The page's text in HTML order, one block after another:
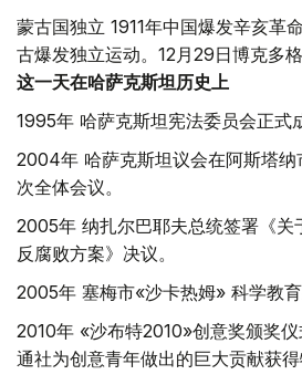
蒙古国独立 1911年中国爆发辛亥革
古爆发独立运动。12月29日博克多
这一天在哈萨克斯坦历史上
1995年 哈萨克斯坦宪法委员会正式
2004年 哈萨克斯坦议会在阿斯塔
次全体会议。
2005年 纳扎尔巴耶夫总统签署《
反腐败方案》决议。
2005年 塞梅市«沙卡热姆» 科学教育
2010年 «沙布特2010»创意奖颁奖
通社为创意青年做出的巨大贡献获得